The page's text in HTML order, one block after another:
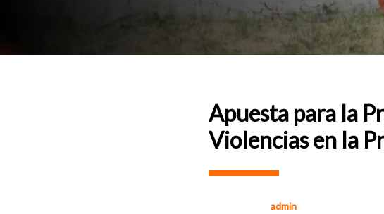
Apuesta para la
Violencias en la
admin